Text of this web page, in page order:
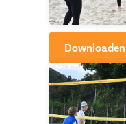
Downloaden